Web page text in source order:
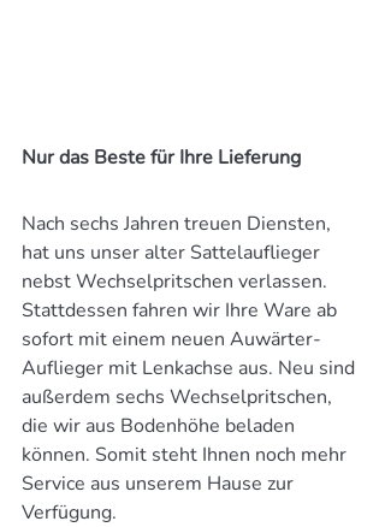
Nur das Beste für Ihre Lieferung
Nach sechs Jahren treuen Diensten,
hat uns unser alter Sattelauflieger
nebst Wechselpritschen verlassen.
Stattdessen fahren wir Ihre Ware ab
sofort mit einem neuen Auwärter-
Auflieger mit Lenkachse aus. Neu sind
außerdem sechs Wechselpritschen,
die wir aus Bodenhöhe beladen
können. Somit steht Ihnen noch mehr
Service aus unserem Hause zur
Verfügung.